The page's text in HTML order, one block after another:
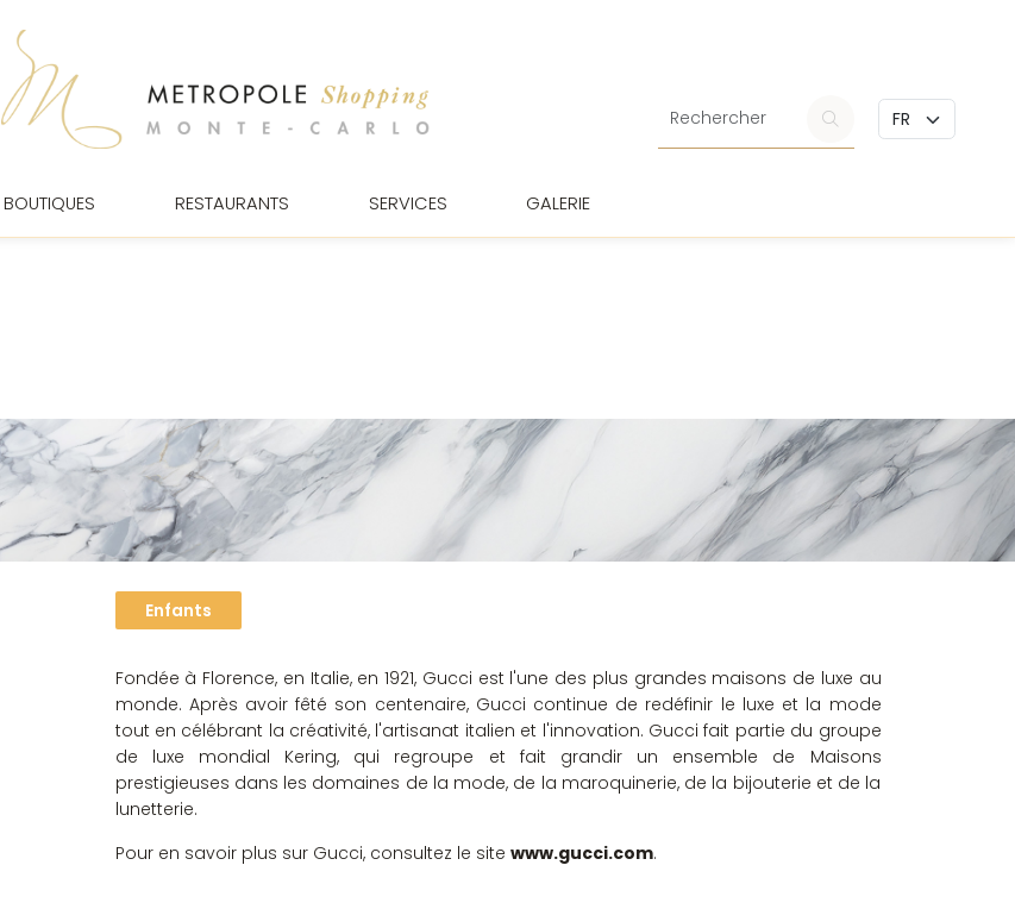
BOUTIQUES RESTAURANTS SERVICES GALERIE
Enfants
Fondée à Florence, en Italie, en 1921, Gucci est l'une des plus grandes maisons de luxe au
monde. Après avoir fêté son centenaire, Gucci continue de redéfinir le luxe et la mode
tout en célébrant la créativité, l'artisanat italien et l'innovation. Gucci fait partie du groupe
de luxe mondial Kering, qui regroupe et fait grandir un ensemble de Maisons
prestigieuses dans les domaines de la mode, de la maroquinerie, de la bijouterie et de la
lunetterie.
Pour en savoir plus sur Gucci, consultez le site www.gucci.com.